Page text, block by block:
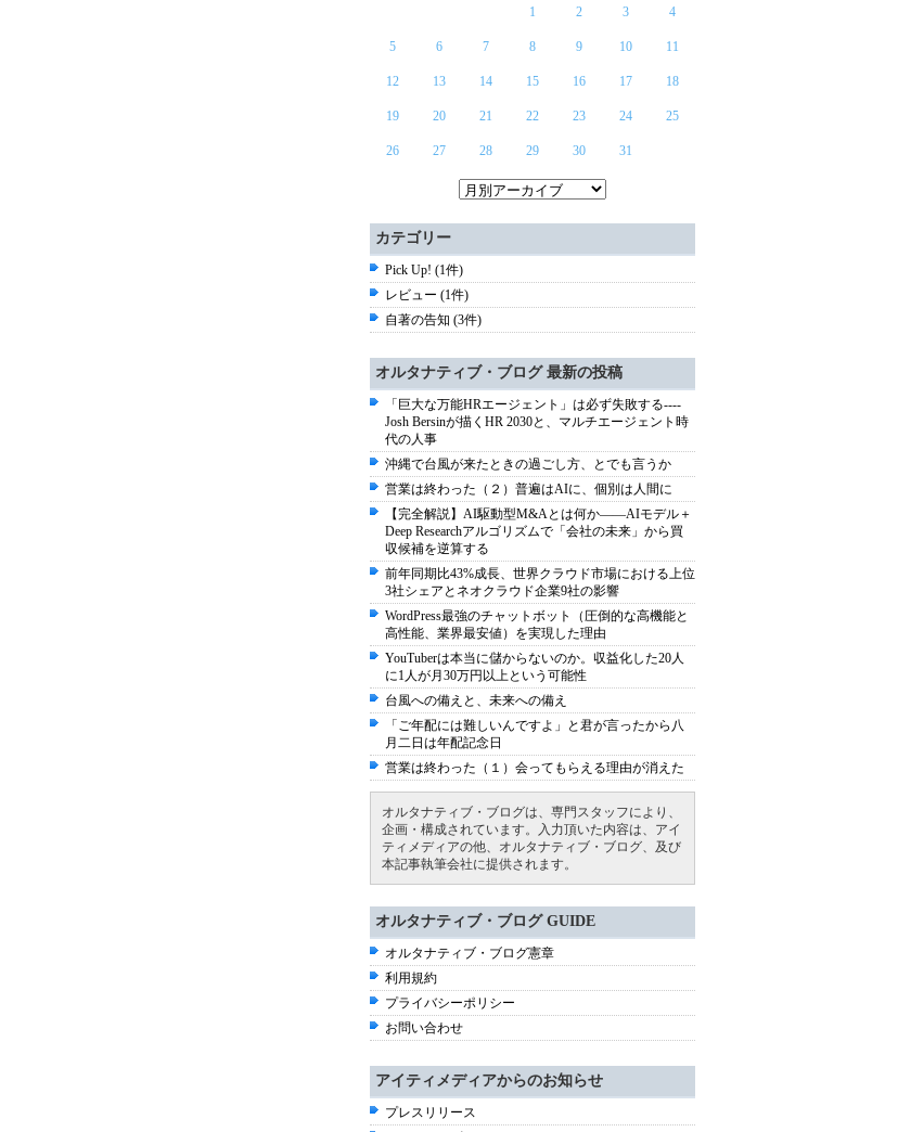
1 2 3 4
5 6 7 8 9 10 11
12 13 14 15 16 17 18
19 20 21 22 23 24 25
26 27 28 29 30 31
カテゴリー
Pick Up! (1件)
レビュー (1件)
自著の告知 (3件)
オルタナティブ・ブログ 最新の投稿
「巨大な万能HRエージェント」は必ず失敗する----
Josh Bersinが描くHR 2030と、マルチエージェント時
代の人事
沖縄で台風が来たときの過ごし方、とでも言うか
営業は終わった（２）普遍はAIに、個別は人間に
【完全解説】AI駆動型M&Aとは何か――AIモデル＋
Deep Researchアルゴリズムで「会社の未来」から買
収候補を逆算する
前年同期比43%成長、世界クラウド市場における上位
3社シェアとネオクラウド企業9社の影響
WordPress最強のチャットボット（圧倒的な高機能と
高性能、業界最安値）を実現した理由
YouTuberは本当に儲からないのか。収益化した20人
に1人が月30万円以上という可能性
台風への備えと、未来への備え
「ご年配には難しいんですよ」と君が言ったから八
月二日は年配記念日
営業は終わった（１）会ってもらえる理由が消えた
オルタナティブ・ブログは、専門スタッフにより、
企画・構成されています。入力頂いた内容は、アイ
ティメディアの他、オルタナティブ・ブログ、及び
本記事執筆会社に提供されます。
オルタナティブ・ブログ GUIDE
オルタナティブ・ブログ憲章
利用規約
プライバシーポリシー
お問い合わせ
アイティメディアからのお知らせ
プレスリリース